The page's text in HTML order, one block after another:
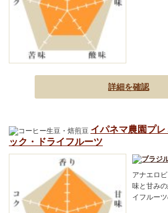
詳細を確認
イパネマ農園プ
ック・ドライフルーツ
アナエロ
味と甘み
イフルー